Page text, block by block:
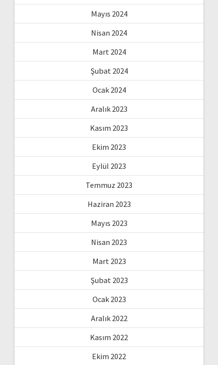
Mayıs 2024
Nisan 2024
Mart 2024
Şubat 2024
Ocak 2024
Aralık 2023
Kasım 2023
Ekim 2023
Eylül 2023
Temmuz 2023
Haziran 2023
Mayıs 2023
Nisan 2023
Mart 2023
Şubat 2023
Ocak 2023
Aralık 2022
Kasım 2022
Ekim 2022